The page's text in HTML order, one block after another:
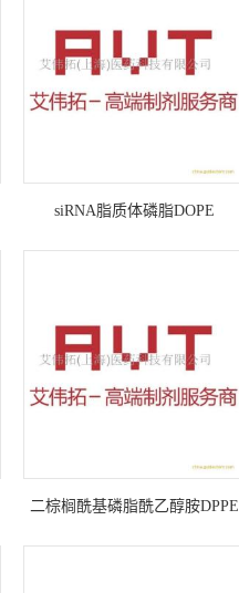
siRNA脂质体磷脂DOPE
二棕榈酰基磷脂酰乙醇胺DPPE